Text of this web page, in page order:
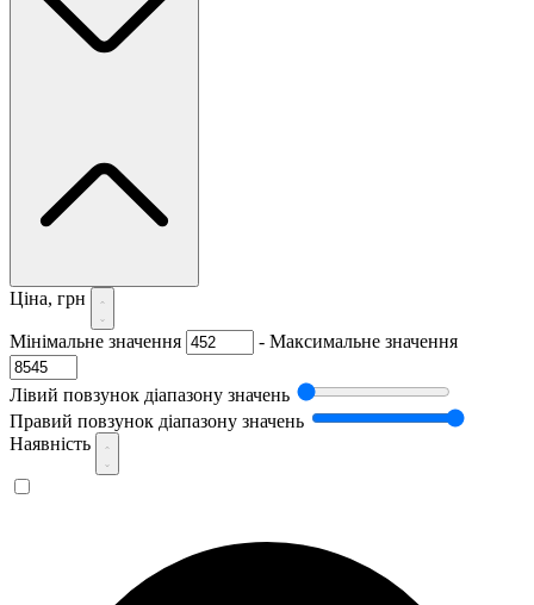
Ціна, грн
Мінімальне значення - Максимальне значення
Лівий повзунок діапазону значень
Правий повзунок діапазону значень
Наявність